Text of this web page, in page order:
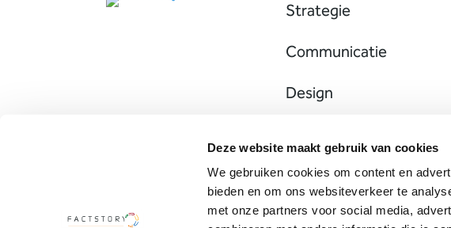
Deze website maakt gebruik van cookies
We gebruiken cookies om content en
bieden en om ons websiteverkeer te
met onze partners voor social media,
Strategie
Communicatie
Design